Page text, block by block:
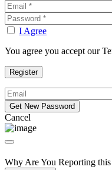
I Agree
You agree you accept our
Cancel
Why Are You Reporting this